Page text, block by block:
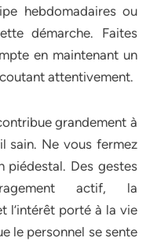
hebdomadaires ou
démarche. Faites
en maintenant un
attentivement.
grandement à
sain. Ne vous fermez
piédestal. Des gestes
actif, la
l’intérêt porté à la vie
le personnel se sente